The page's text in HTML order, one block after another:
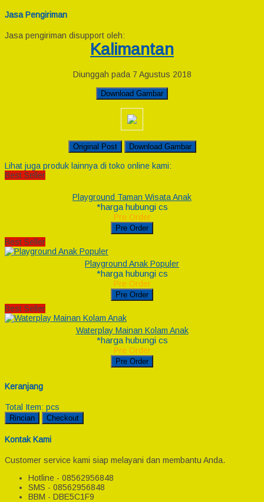
Jasa Pengiriman
Jasa pengiriman disupport oleh:
Kalimantan
Diunggah pada 7 Agustus 2018
Download Gambar
Original Post Download Gambar
Lihat juga produk lainnya di toko online kami:
Best Seller
Playground Taman Wisata Anak
*harga hubungi cs
Pre Order
Pre Order
Best Seller
Playground Anak Populer
*harga hubungi cs
Pre Order
Pre Order
Best Seller
Waterplay Mainan Kolam Anak
*harga hubungi cs
Pre Order
Pre Order
Keranjang
Total Item: pcs
Rincian Checkout
Kontak Kami
Customer service kami siap melayani dan membantu Anda.
Hotline - 08562956848
SMS - 08562956848
BBM - DBE5C1F9